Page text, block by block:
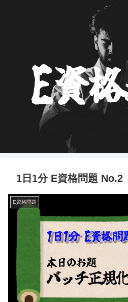
1日1分 E資格問題 No.2
E資格問題